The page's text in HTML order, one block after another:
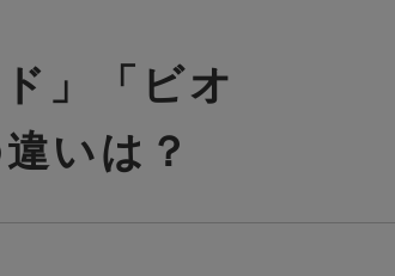
」「ビオ
いは？